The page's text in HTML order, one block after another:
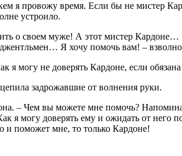
я провожу время. Если бы не мистер
устроило.
о своем муже! А этот мистер
Я хочу помочь вам! –
я могу не доверять Кардоне, если
задрожавшие от волнения руки.
– Чем вы можете мне помочь?
я могу доверять ему и ожидать от него
и поможет мне, то только Кардоне!